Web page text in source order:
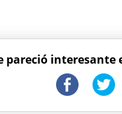
pareció interesante